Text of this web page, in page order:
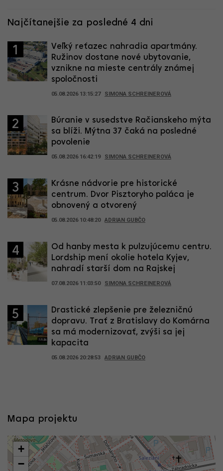
Najčítanejšie za posledné 4 dni
1
Veľký reťazec nahradia apartmány.
Ružinov dostane nové ubytovanie,
vznikne na mieste centrály známej
spoločnosti
05.08.2026 13:15:27 SIMONA SCHREINEROVÁ
2
Búranie v susedstve Račianskeho mýta
sa blíži. Mýtna 37 čaká na posledné
povolenie
05.08.2026 16:42:19 SIMONA SCHREINEROVÁ
3
Krásne nádvorie pre historické
centrum. Dvor Pisztoryho paláca je
obnovený a otvorený
05.08.2026 10:48:20 ADRIAN GUBČO
4
Od hanby mesta k pulzujúcemu centru.
Lordship mení okolie hotela Kyjev,
nahradí starší dom na Rajskej
07.08.2026 11:03:50 SIMONA SCHREINEROVÁ
5
Drastické zlepšenie pre železničnú
dopravu. Trať z Bratislavy do Komárna
sa má modernizovať, zvýši sa jej
kapacita
05.08.2026 20:28:53 ADRIAN GUBČO
Mapa projektu
+
−